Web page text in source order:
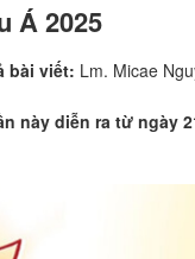
Á 2025
bài viết: Lm. Micae
này diễn ra từ ngày